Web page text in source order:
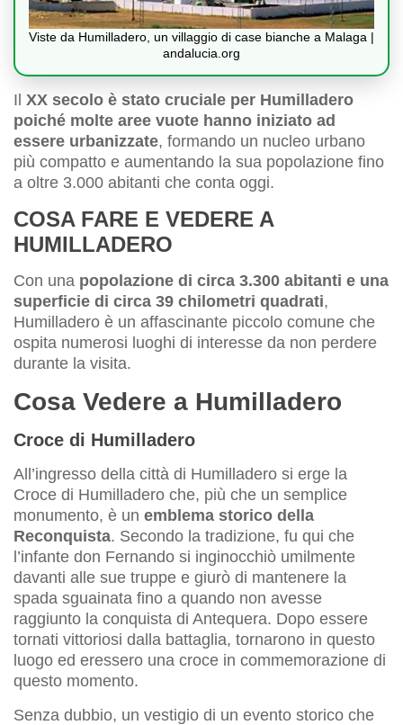
Viste da Humilladero, un villaggio di case bianche a Malaga |
andalucia.org
Il XX secolo è stato cruciale per Humilladero
poiché molte aree vuote hanno iniziato ad
essere urbanizzate, formando un nucleo urbano
più compatto e aumentando la sua popolazione fino
a oltre 3.000 abitanti che conta oggi.
COSA FARE E VEDERE A
HUMILLADERO
Con una popolazione di circa 3.300 abitanti e una
superficie di circa 39 chilometri quadrati,
Humilladero è un affascinante piccolo comune che
ospita numerosi luoghi di interesse da non perdere
durante la visita.
Cosa Vedere a Humilladero
Croce di Humilladero
All’ingresso della città di Humilladero si erge la
Croce di Humilladero che, più che un semplice
monumento, è un emblema storico della
Reconquista. Secondo la tradizione, fu qui che
l’infante don Fernando si inginocchiò umilmente
davanti alle sue truppe e giurò di mantenere la
spada sguainata fino a quando non avesse
raggiunto la conquista di Antequera. Dopo essere
tornati vittoriosi dalla battaglia, tornarono in questo
luogo ed eressero una croce in commemorazione di
questo momento.
Senza dubbio, un vestigio di un evento storico che